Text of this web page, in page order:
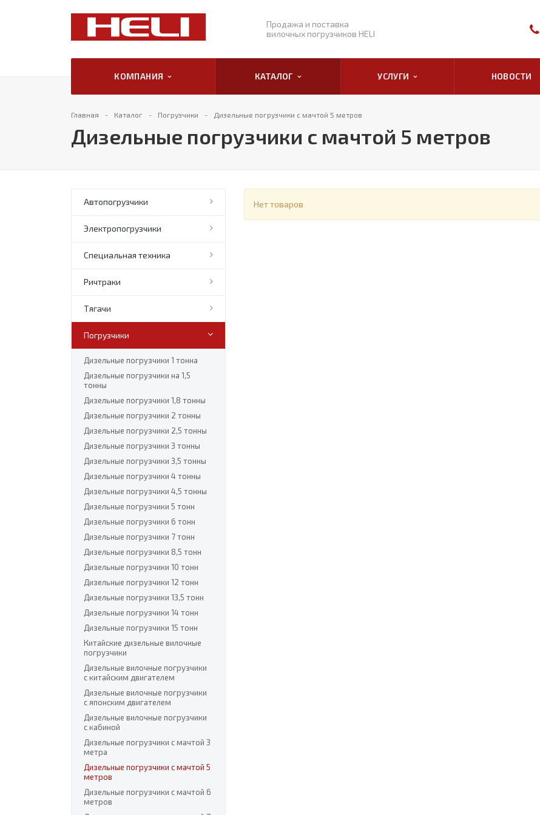
Продажа и поставка
вилочных погрузчиков HELI
КОМПАНИЯ КАТАЛОГ УСЛУГИ НОВОСТИ
Главная Каталог Погрузчики Дизельные погрузчики с мачтой 5 метров
Дизельные погрузчики с мачтой 5 метров
Автопогрузчики
Электропогрузчики
Специальная техника
Ричтраки
Тягачи
Погрузчики
Дизельные погрузчики 1 тонна
Дизельные погрузчики на 1,5
тонны
Дизельные погрузчики 1,8 тонны
Дизельные погрузчики 2 тонны
Дизельные погрузчики 2,5 тонны
Дизельные погрузчики 3 тонны
Дизельные погрузчики 3,5 тонны
Дизельные погрузчики 4 тонны
Дизельные погрузчики 4,5 тонны
Дизельные погрузчики 5 тонн
Дизельные погрузчики 6 тонн
Дизельные погрузчики 7 тонн
Дизельные погрузчики 8,5 тонн
Дизельные погрузчики 10 тонн
Дизельные погрузчики 12 тонн
Дизельные погрузчики 13,5 тонн
Дизельные погрузчики 14 тонн
Дизельные погрузчики 15 тонн
Китайские дизельные вилочные
погрузчики
Дизельные вилочные погрузчики
с китайским двигателем
Дизельные вилочные погрузчики
с японским двигателем
Дизельные вилочные погрузчики
с кабиной
Дизельные погрузчики с мачтой 3
метра
Дизельные погрузчики с мачтой 5
метров
Дизельные погрузчики с мачтой 6
метров
Нет товаров